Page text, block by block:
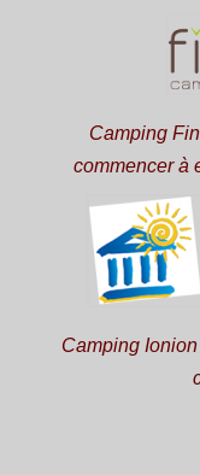
Camping
commencer à
Camping